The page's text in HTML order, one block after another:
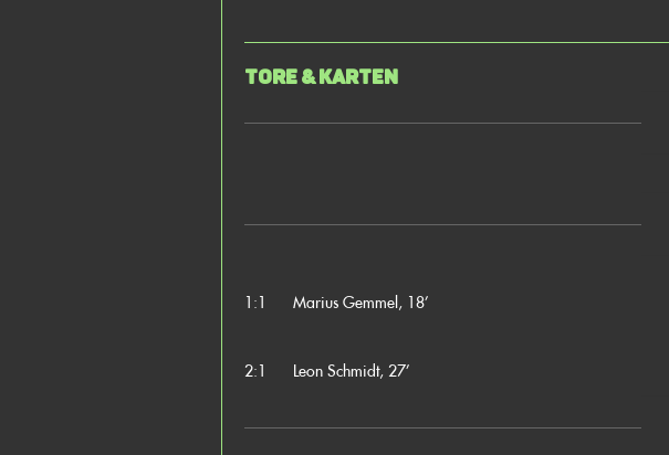
Tore & Karten
1:1 Marius Gemmel, 18’
2:1 Leon Schmidt, 27’